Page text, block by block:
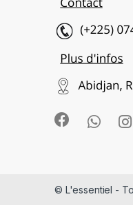
© L'essentiel -